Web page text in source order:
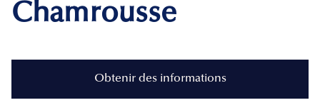
Chamrousse
Obtenir des informations